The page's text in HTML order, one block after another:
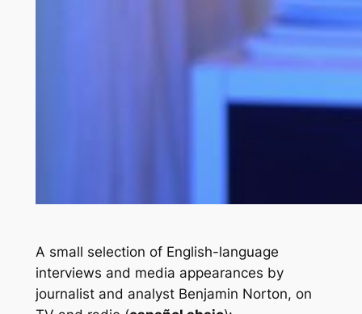
A small selection of English-language
interviews and media appearances by
journalist and analyst Benjamin Norton, on